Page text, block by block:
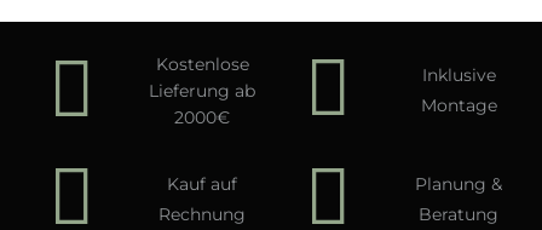
Kostenlose
Lieferung ab
2000€
Inklusive
Montage
Kauf auf
Rechnung
Planung &
Beratung